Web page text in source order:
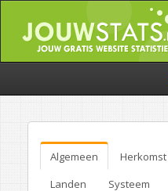
Algemeen Herkomst
Landen
Systeem